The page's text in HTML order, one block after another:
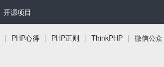
开源项目
| PHP心得 | PHP正则 | ThinkPHP | 微信公